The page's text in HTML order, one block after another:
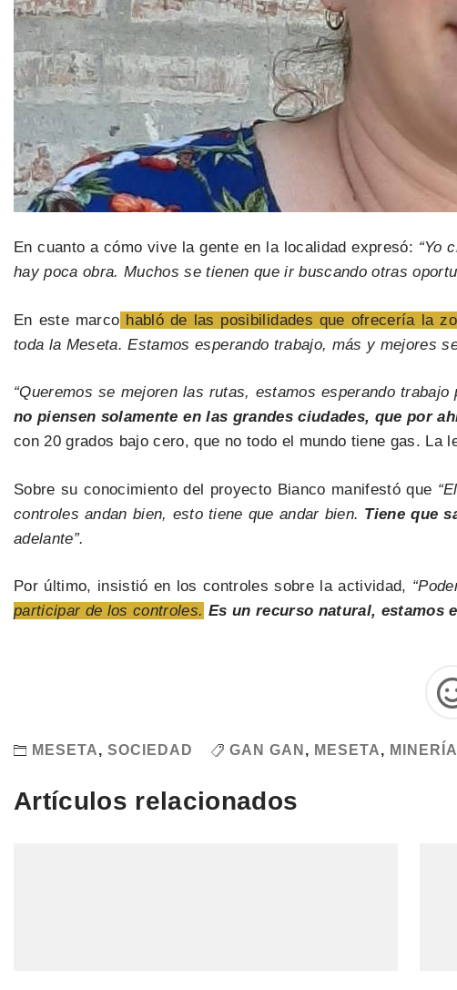
En cuanto a cómo vive la gente en la localidad expresó: “Yo
hay poca obra. Muchos se tienen que ir buscando otras
En este marco habló de las posibilidades que ofrecería la
toda la Meseta. Estamos esperando trabajo, más y mejores
“Queremos se mejoren las rutas, estamos esperando
no piensen solamente en las grandes ciudades, que por
con 20 grados bajo cero, que no todo el mundo tiene gas. La
Sobre su conocimiento del proyecto Bianco manifestó que
controles andan bien, esto tiene que andar bien. Tiene que
adelante”.
Por último, insistió en los controles sobre la actividad,
participar de los controles. Es un recurso natural, estamos
MESETA, SOCIEDAD GAN GAN , MESETA, MINERÍA
Artículos relacionados